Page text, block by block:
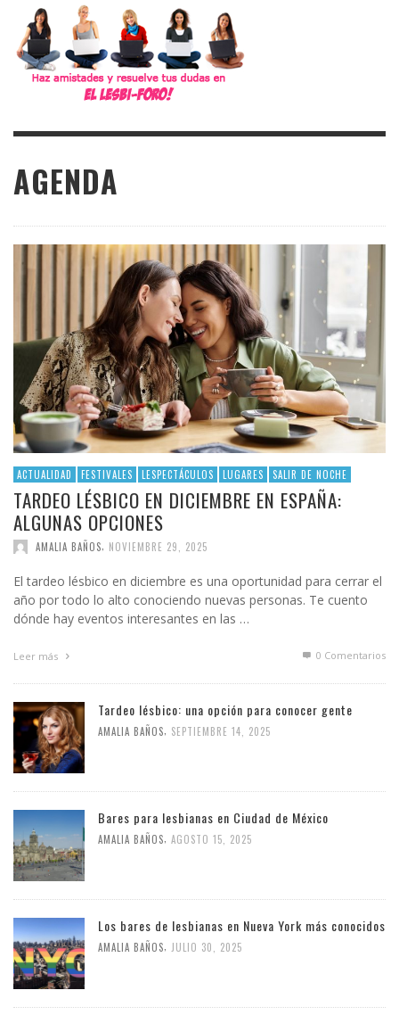
AGENDA
ACTUALIDAD FESTIVALES LESPECTÁCULOS LUGARES SALIR DE NOCHE
TARDEO LÉSBICO EN DICIEMBRE EN ESPAÑA:
ALGUNAS OPCIONES
AMALIA BAÑOS NOVIEMBRE 29, 2025
El tardeo lésbico en diciembre es una oportunidad para cerrar el
año por todo lo alto conociendo nuevas personas. Te cuento
dónde hay eventos interesantes en las …
Leer más 0 Comentarios
Tardeo lésbico: una opción para conocer gente
AMALIA BAÑOS SEPTIEMBRE 14, 2025
Bares para lesbianas en Ciudad de México
AMALIA BAÑOS AGOSTO 15, 2025
Los bares de lesbianas en Nueva York más conocidos
AMALIA BAÑOS JULIO 30, 2025